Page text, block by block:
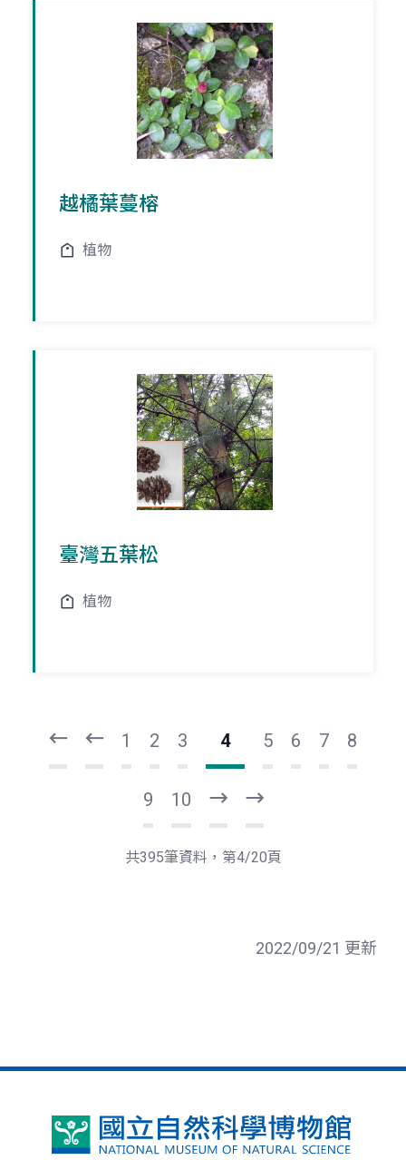
越橘葉蔓榕
植物
臺灣五葉松
植物
1 2 3 4 5 6 7 8
9 10
一
頁
後
一
共395筆資料，第4/20頁
2022/09/21 更新
國